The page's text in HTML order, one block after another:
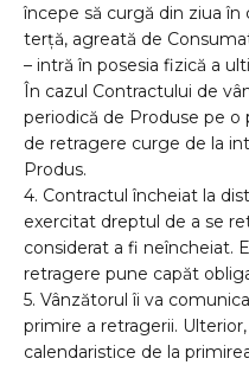
începe să curgă din ziua
terță, agreată de
– intră în posesia fizică a
În cazul Contractului de
periodică de Produse pe
de retragere curge de la
Produs.
4. Contractul încheiat la
exercitat dreptul de a se
considerat a fi neîncheiat.
retragere pune capăt
5. Vânzătorul îi va
primire a retragerii.
calendaristice de la